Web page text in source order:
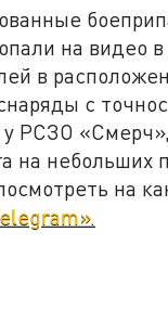
на видео
в
с
РСЗО
на небольших
на